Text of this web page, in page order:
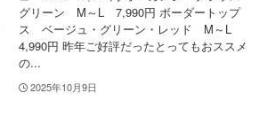
グリーン M～L 7,990円 ボーダートップ
ス ベージュ・グリーン・レッド M～L
4,990円 昨年ご好評だったとってもおススメ
の...
2025年10月9日